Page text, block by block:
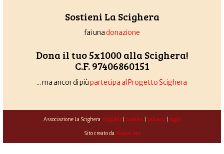
Sostieni La Scighera
fai unadonazione
Dona il tuo 5x1000 alla Scighera!
C.F. 97406860151
... ma ancor di piùpartecipa al Progetto Scighera
Associazione La Scighera copyleft| cookies| privacy| login
Sito creato da Alekos.net